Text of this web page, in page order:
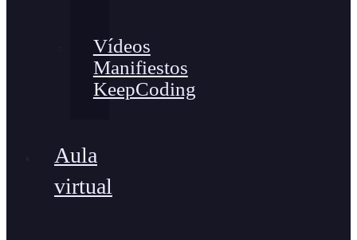
Vídeos
Manifiestos
KeepCoding
Aula
virtual